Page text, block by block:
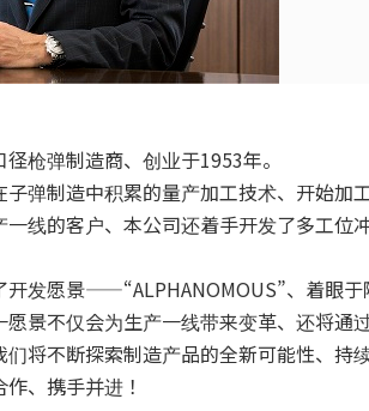
枪弹制造商、创业于1953年。
弹制造中积累的量产加工技术、开始
一线的客户、本公司还着手开发了多工
开发愿景——“ALPHANOMOUS”、着眼
景不仅会为生产一线带来变革、还将通
将不断探索制造产品的全新可能性、持
、携手并进！